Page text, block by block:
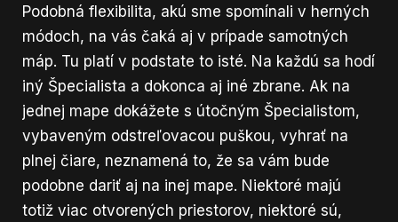
Podobná flexibilita, akú sme spomínali v herných
módoch, na vás čaká aj v prípade samotných
máp. Tu platí v podstate to isté. Na každú sa hodí
iný Špecialista a dokonca aj iné zbrane. Ak na
jednej mape dokážete s útočným Špecialistom,
vybaveným odstreľovacou puškou, vyhrať na
plnej čiare, neznamená to, že sa vám bude
podobne dariť aj na inej mape. Niektoré majú
totiž viac otvorených priestorov, niektoré sú,